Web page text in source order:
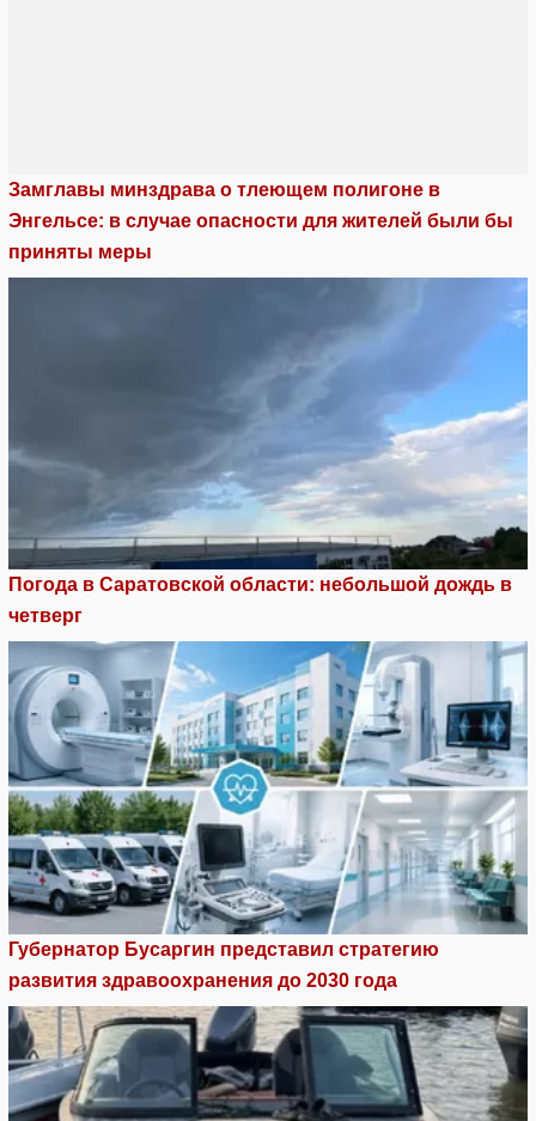
Замглавы минздрава о тлеющем полигоне в
Энгельсе: в случае опасности для жителей были бы
приняты меры
Погода в Саратовской области: небольшой дождь в
четверг
Губернатор Бусаргин представил стратегию
развития здравоохранения до 2030 года